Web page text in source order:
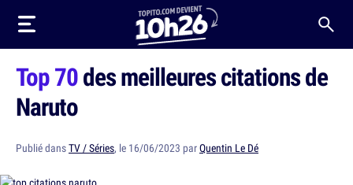
Top 70des meilleures citations de
Naruto
Publié dansTV / Séries, le 16/06/2023 parQuentin Le Dé